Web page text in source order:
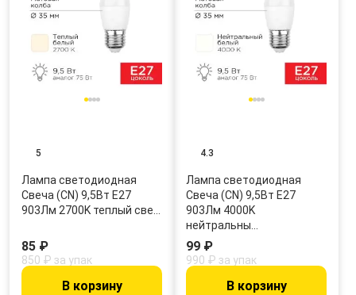
5
Лампа светодиодная
Свеча (CN) 9,5Вт E27
903Лм 2700K теплый све…
85 ₽
850 ₽ за упак
В корзину
4.3
Лампа светодиодная
Свеча (CN) 9,5Вт E27
903Лм 4000K
нейтральны…
99 ₽
990 ₽ за упак
В корзину